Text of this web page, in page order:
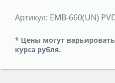
Артикул: EMB-660(UN)
* Цены могут
курса рубля.